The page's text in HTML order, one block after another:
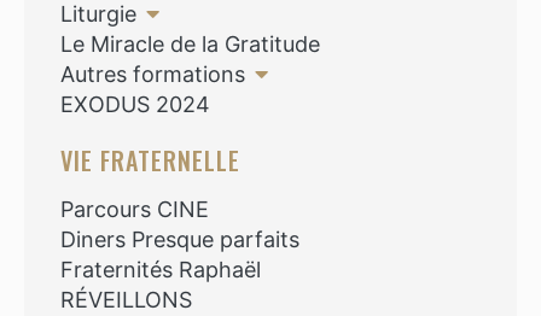
Liturgie
Le Miracle de la Gratitude
Autres formations
EXODUS 2024
VIE FRATERNELLE
Parcours CINE
Diners Presque parfaits
Fraternités Raphaël
RÉVEILLONS